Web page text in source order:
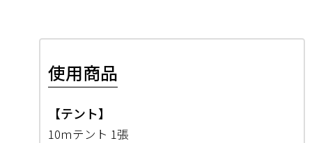
使用商品
【テント】
10ｍテント 1張